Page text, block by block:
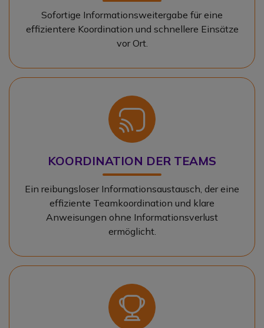
Sofortige Informationsweitergabe für eine
effizientere Koordination und schnellere Einsätze
vor Ort.
Icon
KOORDINATION DER TEAMS
Ein reibungsloser Informationsaustausch, der eine
effiziente Teamkoordination und klare
Anweisungen ohne Informationsverlust
ermöglicht.
Icon